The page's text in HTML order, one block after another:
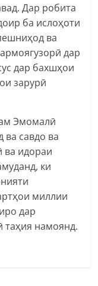
Дар робита
ба ислоҳоти
ва
дар
дар бахшҳои
зарурӣ
Эмомалӣ
савдо ва
ва идораи
ки
миллии
дар
таҳия намоянд.